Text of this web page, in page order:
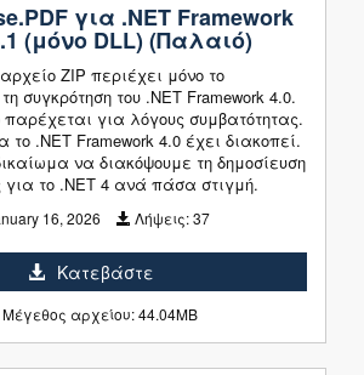
για .NET Framework
(μόνο DLL) (Παλαιό)
ZIP περιέχει μόνο το
συγκρότηση του .NET Framework 4.0.
παρέχεται για λόγους συμβατότητας.
το .NET Framework 4.0 έχει διακοπεί.
να διακόψουμε τη δημοσίευση
για το .NET 4 ανά πάσα στιγμή.
16, 2026 Λήψεις:37
Κατεβάστε
Μέγεθος αρχείου: 44.04MB